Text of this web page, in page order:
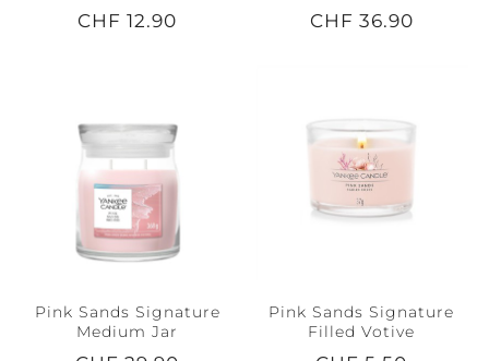
CHF 12.90 CHF 36.90
Pink Sands Signature
Medium Jar
Pink Sands Signature
Filled Votive